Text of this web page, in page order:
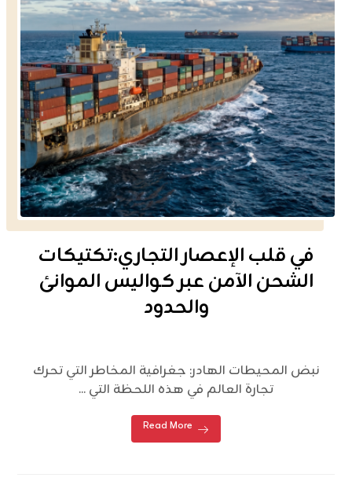
في قلب الإعصار التجاري:تكتيكات
الشحن الآمن عبر كواليس الموانئ
والحدود
نبض المحيطات الهادر: جغرافية المخاطر التي تحرك
تجارة العالم في هذه اللحظة التي ...
Read More